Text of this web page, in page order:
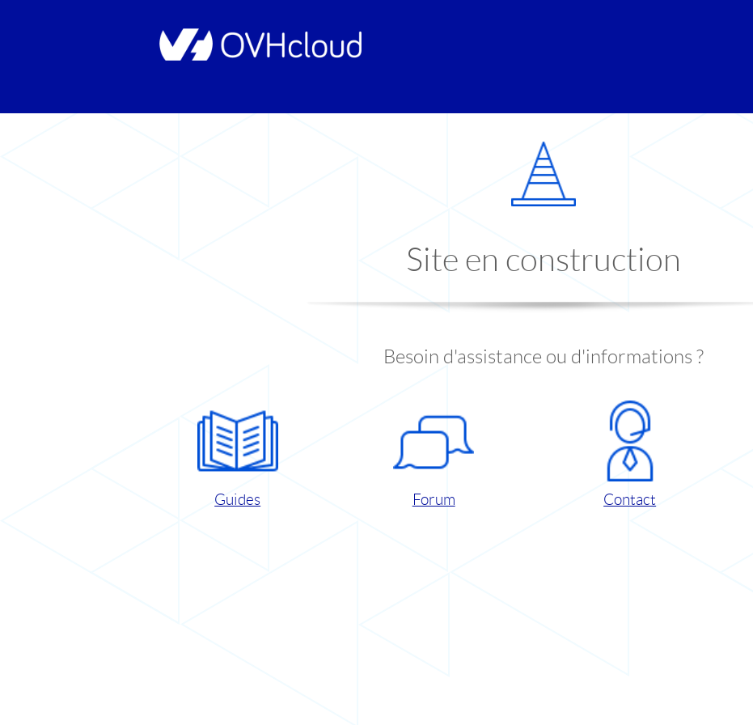
Site en construction
Besoin d'assistance ou d'informations ?
Guides Forum Contact